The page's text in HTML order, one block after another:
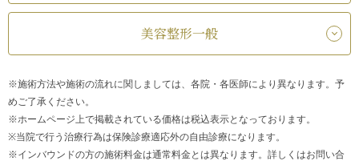
美容整形一般
※施術方法や施術の流れに関しましては、各院・各医師により異なります。予
めご了承ください。
※ホームページ上で掲載されている価格は税込表示となっております。
※当院で行う治療行為は保険診療適応外の自由診療になります。
※インバウンドの方の施術料金は通常料金とは異なります。詳しくはお問い合